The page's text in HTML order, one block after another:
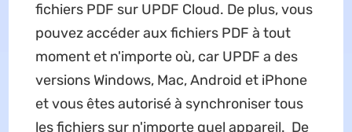
fichiers PDF sur UPDF Cloud. De plus, vous
pouvez accéder aux fichiers PDF à tout
moment et n'importe où, car UPDF a des
versions Windows, Mac, Android et iPhone
et vous êtes autorisé à synchroniser tous
les fichiers sur n'importe quel appareil. De